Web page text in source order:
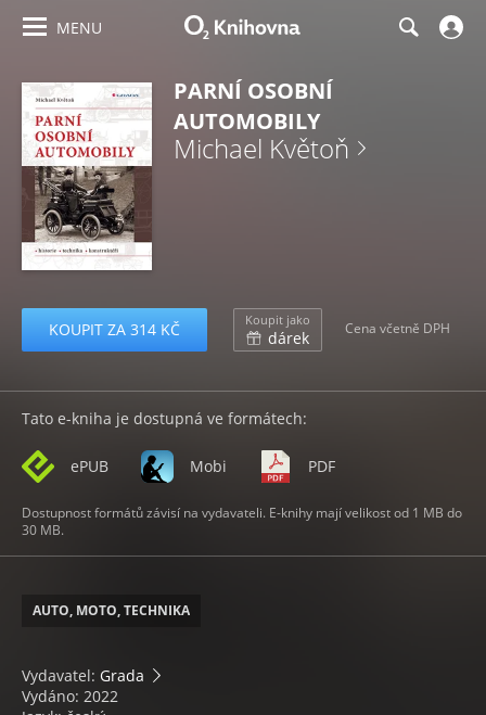
MENU
PARNÍ OSOBNÍ
AUTOMOBILY
Michael Květoň
KOUPIT ZA 314 KČ Koupit jako
dárek Cena včetně DPH
Tato e-kniha je dostupná ve formátech:
ePUB Mobi PDF
Dostupnost formátů závisí na vydavateli. E-knihy mají velikost od 1 MB do
30 MB.
AUTO, MOTO, TECHNIKA
Vydavatel: Grada
Vydáno: 2022